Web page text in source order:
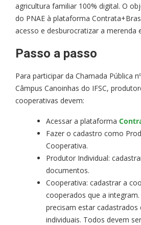
agricultura familiar 100% digital. O
do PNAE à plataforma
acesso e desburocratizar a merenda
Passo a passo
Para participar da Chamada Pública
Câmpus Canoinhas do IFSC,
cooperativas devem:
Acessar a plataforma
Fazer o cadastro como
Cooperativa.
Produtor Individual:
documentos.
Cooperativa: cadastrar a
cooperados que a
precisam estar
individuais. Todos devem